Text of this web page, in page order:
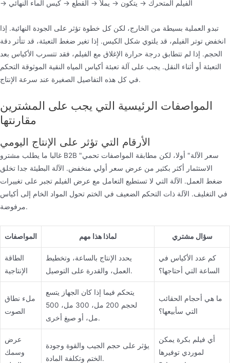
→ الفيلم المتحرك → يتكون → يملأ → القطع → كيس الماء النهائي
تبدو العملية بسيطة من الخارج، لكن كل خطوة تؤثر على الجودة النهائية. إذا
انخفض توتر الفيلم، قد يلتوي شكل الكيس. إذا تغير ضغط التعبئة، قد تتأثر دقة
الحجم. إذا لم تتطابق درجة حرارة الإغلاق مع الفيلم، فقد تتسرب الأكياس بعد
التعبئة أو أثناء النقل. يجب على آلة تعبئة أكياس المياه النقية الموثوقة التحكم
في كل هذه التفاصيل الصغيرة عند سرعة الإنتاج.
المواصفات الرئيسية التي يجب على المشترين
مقارنتها
الأرقام التي تؤثر على الإنتاج اليومي
غالبا ما يطلب مشترو B2B "سعر الآلة" أولا، لكن مطابقة المواصفات تحمي
الاستثمار أكثر بكثير من عرض سعر أولي منخفض. الآلة البطيئة جدا تخلق
ضغط العمل. الآلة التي لا تستطيع التعامل مع عرض الفيلم تجبر على تغييرات
في التغليف. الآلة ذات التحكم الضعيف في الختم تحول المواد الخام إلى أكياس
مرفوضة.
المواصفات لماذا هذا مهم سؤال مشتري
الطاقة
الإنتاجية
يحدد الإنتاج بالساعة، وتخطيط
العمل، والقدرة على التوصيل.
كم عدد الأكياس في
الساعة التي أحتاجها؟
ملء نطاق
الصوت
يتحكم فيما إذا كان الجهاز يتسع
لحجم 200 مل، 300 مل، 500
مل، أو صيغ أخرى.
ما هي أحجام الحقائب
التي سأبيعها؟
عرض
وسمك
يؤثر على حجم الجيب والقوة وجودة
الختم وتكلفة المادة.
أي فيلم بكرة يمكن
لموردي توفيرها